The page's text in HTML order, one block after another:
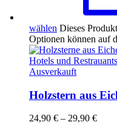
wählen Dieses
Optionen können auf
Ausverkauft
Holzstern aus
24,90 € – 29,90 €